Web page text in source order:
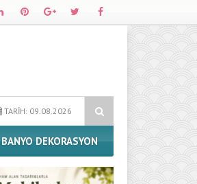
Dossha, Sorumlu Üretim ve Performansı
TARİH: 09.08.2026
BANYO DEKORASYON